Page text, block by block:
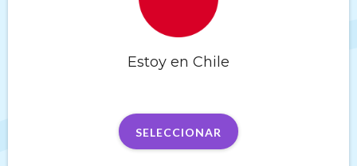
Estoy en Chile
SELECCIONAR